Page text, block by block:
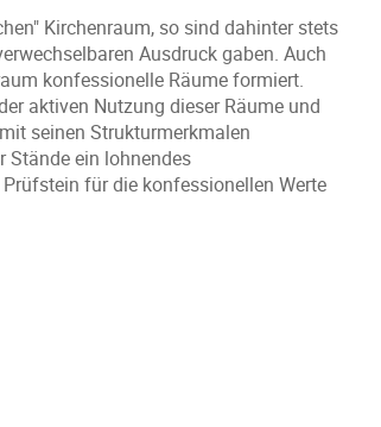
Kirchenraum, so sind dahinter stets
Ausdruck gaben. Auch
konfessionelle Räume formiert.
aktiven Nutzung dieser Räume und
seinen Strukturmerkmalen
Stände ein lohnendes
für die konfessionellen Werte